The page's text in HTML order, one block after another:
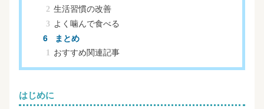
生活習慣の改善
よく噛んで食べる
まとめ
おすすめ関連記事
はじめに